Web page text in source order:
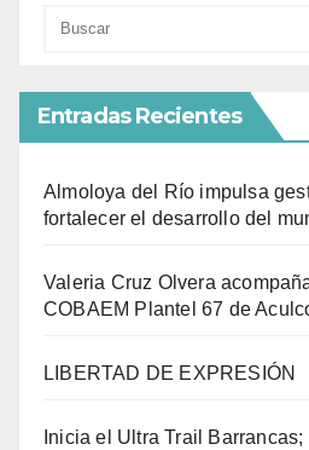
Entradas Recientes
Almoloya del Río impulsa
fortalecer el desarrollo del
Valeria Cruz Olvera
COBAEM Plantel 67 de
LIBERTAD DE EXPRESIÓN
Inicia el Ultra Trail